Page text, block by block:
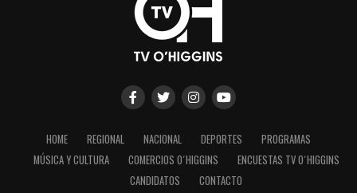
HOME REGIONAL NACIONAL DEPORTES
PROGRAMAS
MÚSICA Y CULTURA
COMERCIOS O´HIGGINS
ENCUESTAS TV O´HIGGINS
CANDIDATOS
CONTACTO